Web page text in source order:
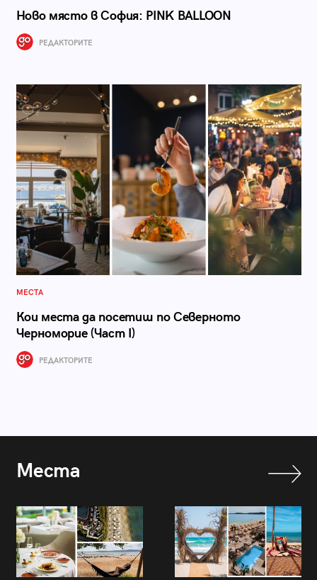
Ново място в София: PINK BALLOON
РЕДАКТОРИТЕ
МЕСТА
Кои места да посетиш по Северното
Черноморие (Част I)
РЕДАКТОРИТЕ
Места